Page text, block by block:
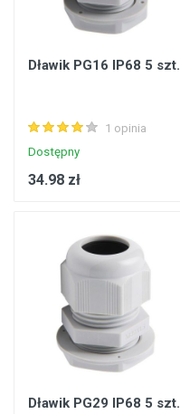
Dławik PG16 IP68 5 szt.
1 opinia
Dostępny
34.98 zł
Dławik PG29 IP68 5 szt.